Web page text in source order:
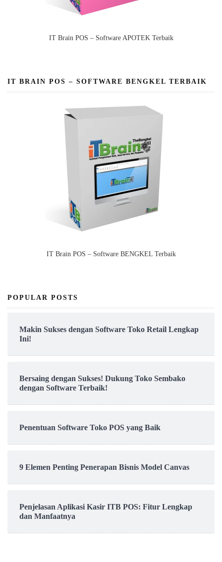
IT Brain POS – Software APOTEK Terbaik
IT BRAIN POS – SOFTWARE BENGKEL TERBAIK
IT Brain POS – Software BENGKEL Terbaik
POPULAR POSTS
Makin Sukses dengan Software Toko Retail Lengkap
Ini!
Bersaing dengan Sukses! Dukung Toko Sembako
dengan Software Terbaik!
Penentuan Software Toko POS yang Baik
9 Elemen Penting Penerapan Bisnis Model Canvas
Penjelasan Aplikasi Kasir ITB POS: Fitur Lengkap
dan Manfaatnya